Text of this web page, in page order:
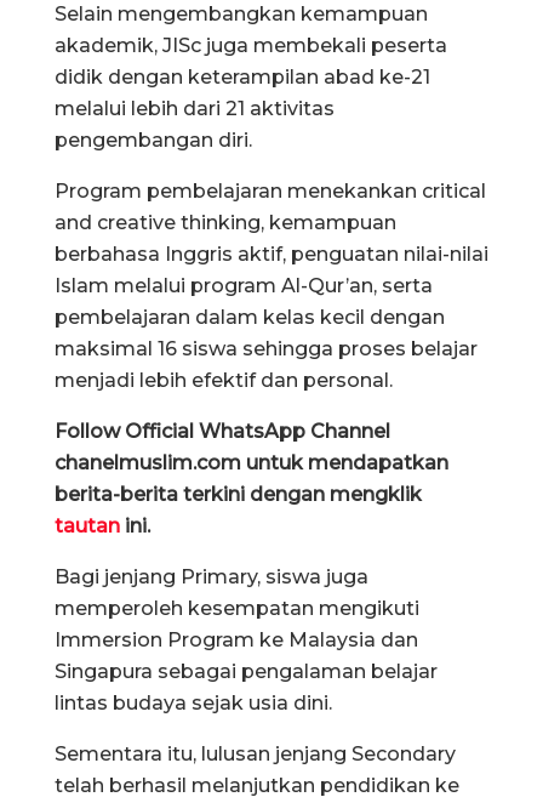
Selain mengembangkan kemampuan
akademik, JISc juga membekali peserta
didik dengan keterampilan abad ke-21
melalui lebih dari 21 aktivitas
pengembangan diri.
Program pembelajaran menekankan critical
and creative thinking, kemampuan
berbahasa Inggris aktif, penguatan nilai-nilai
Islam melalui program Al-Qur’an, serta
pembelajaran dalam kelas kecil dengan
maksimal 16 siswa sehingga proses belajar
menjadi lebih efektif dan personal.
Follow Official WhatsApp Channel
chanelmuslim.com untuk mendapatkan
berita-berita terkini dengan mengklik
tautan ini.
Bagi jenjang Primary, siswa juga
memperoleh kesempatan mengikuti
Immersion Program ke Malaysia dan
Singapura sebagai pengalaman belajar
lintas budaya sejak usia dini.
Sementara itu, lulusan jenjang Secondary
telah berhasil melanjutkan pendidikan ke